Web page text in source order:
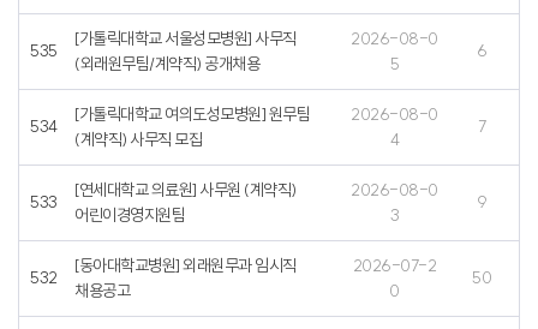
535
[가톨릭대학교 서울성모병원] 사무직
(외래원무팀/계약직) 공개채용
2026-08-0
5
6
534
[가톨릭대학교 여의도성모병원] 원무팀
(계약직) 사무직 모집
2026-08-0
4
7
533
[연세대학교 의료원] 사무원 (계약직)
어린이경영지원팀
2026-08-0
3
9
532
[동아대학교병원] 외래원무과 임시직
채용공고
2026-07-2
0
50